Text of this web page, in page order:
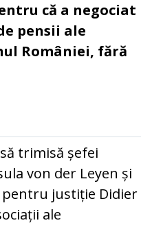
că a negociat
pensii ale
României, fără
trimisă șefei
von der Leyen și
justiție Didier
ale